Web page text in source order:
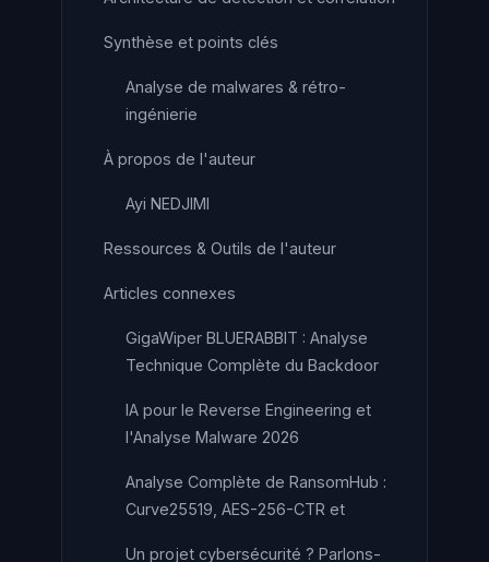
Synthèse et points clés
Analyse de malwares & rétro-
ingénierie
À propos de l'auteur
Ayi NEDJIMI
Ressources & Outils de l'auteur
Articles connexes
GigaWiper BLUERABBIT : Analyse
Technique Complète du Backdoor
IA pour le Reverse Engineering et
l'Analyse Malware 2026
Analyse Complète de RansomHub :
Curve25519, AES-256-CTR et
Un projet cybersécurité ? Parlons-